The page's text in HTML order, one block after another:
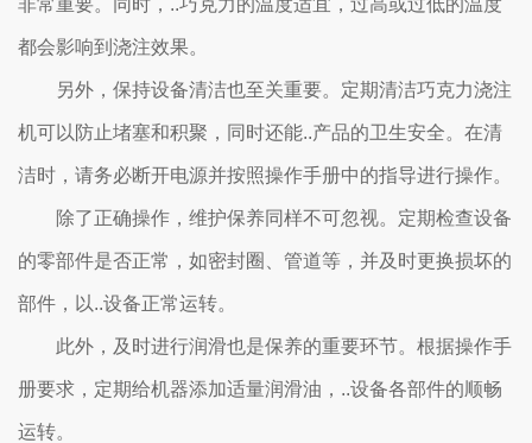
非常重要。同时，..巧克力的温度适宜，过高或过低的温度
都会影响到浇注效果。
另外，保持设备清洁也至关重要。定期清洁巧克力浇注
机可以防止堵塞和积聚，同时还能..产品的卫生安全。在清
洁时，请务必断开电源并按照操作手册中的指导进行操作。
除了正确操作，维护保养同样不可忽视。定期检查设备
的零部件是否正常，如密封圈、管道等，并及时更换损坏的
部件，以..设备正常运转。
此外，及时进行润滑也是保养的重要环节。根据操作手
册要求，定期给机器添加适量润滑油，..设备各部件的顺畅
运转。